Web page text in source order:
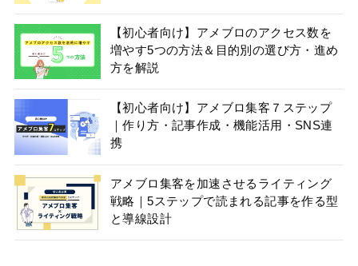
【初心者向け】アメブロのアクセス数を
増やす5つの方法＆目的別の選び方・進め
方を解説
【初心者向け】アメブロ集客７ステップ
｜作り方・記事作成・機能活用・SNS連
携
アメブロ集客を加速させるライティング
戦略｜5ステップで読まれる記事を作る型
と導線設計